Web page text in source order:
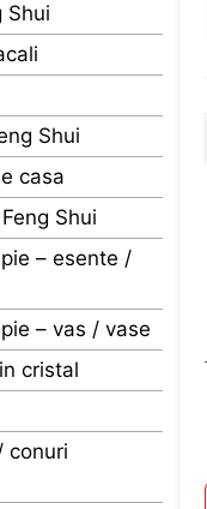
Shui
Shui
casa
Shui
– esente /
– vas / vase
cristal
conuri